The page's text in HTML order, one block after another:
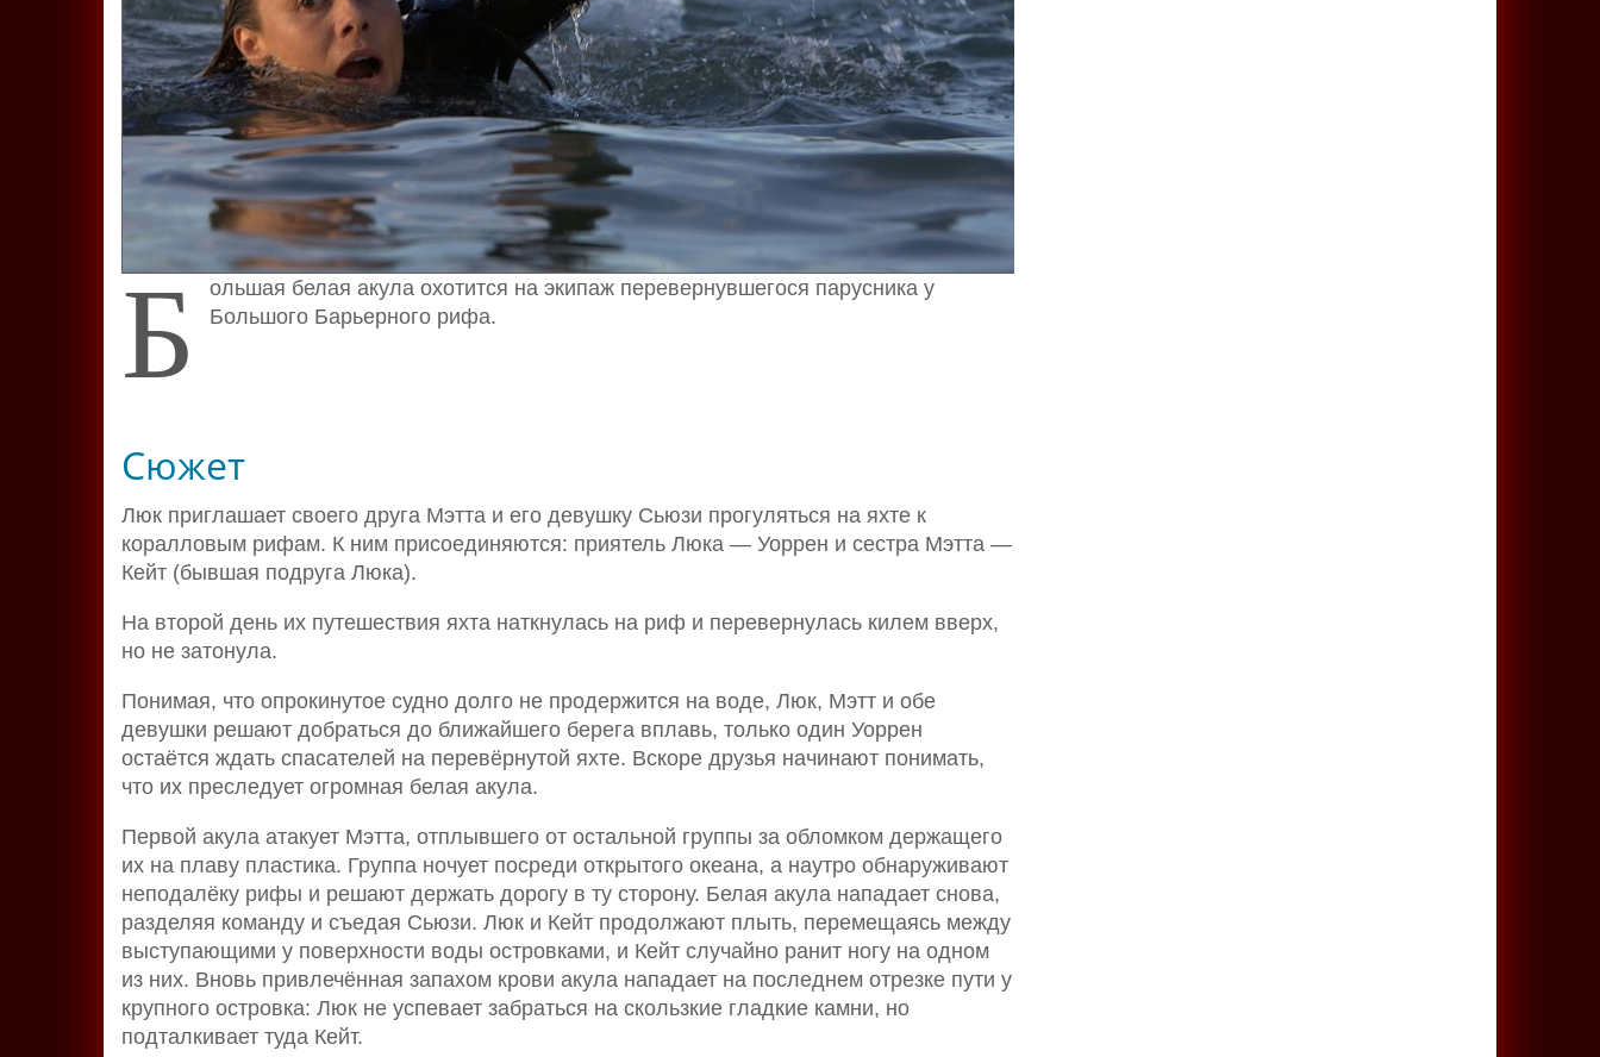
Б ольшая белая акула охотится на экипаж перевернувшегося парусника у
Большого Барьерного рифа.
Сюжет
Люк приглашает своего друга Мэтта и его девушку Сьюзи прогуляться на яхте к
коралловым рифам. К ним присоединяются: приятель Люка — Уоррен и сестра Мэтта —
Кейт (бывшая подруга Люка).
На второй день их путешествия яхта наткнулась на риф и перевернулась килем вверх,
но не затонула.
Понимая, что опрокинутое судно долго не продержится на воде, Люк, Мэтт и обе
девушки решают добраться до ближайшего берега вплавь, только один Уоррен
остаётся ждать спасателей на перевёрнутой яхте. Вскоре друзья начинают понимать,
что их преследует огромная белая акула.
Первой акула атакует Мэтта, отплывшего от остальной группы за обломком держащего
их на плаву пластика. Группа ночует посреди открытого океана, а наутро обнаруживают
неподалёку рифы и решают держать дорогу в ту сторону. Белая акула нападает снова,
разделяя команду и съедая Сьюзи. Люк и Кейт продолжают плыть, перемещаясь между
выступающими у поверхности воды островками, и Кейт случайно ранит ногу на одном
из них. Вновь привлечённая запахом крови акула нападает на последнем отрезке пути у
крупного островка: Люк не успевает забраться на скользкие гладкие камни, но
подталкивает туда Кейт.